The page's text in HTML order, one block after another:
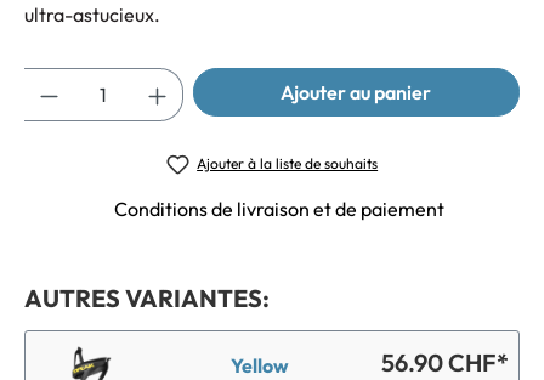
ultra-astucieux.
Ajouter au panier
Ajouter à la liste de souhaits
Conditions de livraison et de paiement
AUTRES VARIANTES:
Yellow 56.90 CHF*